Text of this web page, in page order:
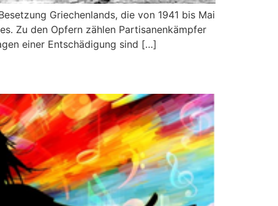
Griechenlands, die von 1941 bis Mai
Zu den Opfern zählen Partisanenkämpfer
einer Entschädigung sind […]